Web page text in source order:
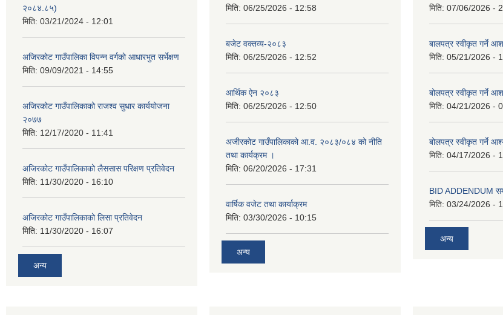
२०८४.८५)
मिति: 03/21/2024 - 12:01
अजिरकाेट गाउँपालिका विपन्न वर्गकाे आधारभुत सर्भेक्षण
मिति: 09/09/2021 - 14:55
अजिरकोट गाउँपालिकाको राजश्व सुधार कार्ययोजना
२०७७
मिति: 12/17/2020 - 11:41
अजिरकोट गाउँपालिकाको लैससास परिक्षण प्रतिवेदन
मिति: 11/30/2020 - 16:10
अजिरकोट गाउँपालिकाको लिसा प्रतिवेदन
मिति: 11/30/2020 - 16:07
अन्य
मिति: 06/25/2026 - 12:58
बजेट वक्तव्य-२०८३
मिति: 06/25/2026 - 12:52
आर्थिक ऐन २०८३
मिति: 06/25/2026 - 12:50
अजीरकोट गाउँपालिकाको आ.व. २०८३/०८४ को नीति
तथा कार्यक्रम ।
मिति: 06/20/2026 - 17:31
वार्षिक वजेट तथा कार्याक्रम
मिति: 03/30/2026 - 10:15
अन्य
मिति: 07/06/2026 -
बालपत्र स्वीकृत गर्ने
मिति: 05/21/2026 -
बोलपत्र स्वीकृत गर्ने
मिति: 04/21/2026 -
बोलपत्र स्वीकृत गर्ने
मिति: 04/17/2026 -
BID ADDENDUM
मिति: 03/24/2026 -
अन्य